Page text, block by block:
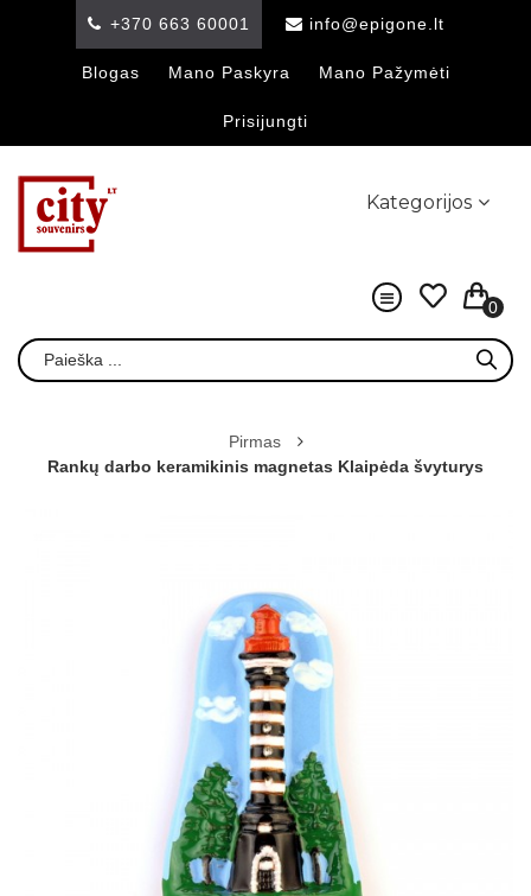
+370 663 60001 info@epigone.lt
Blogas Mano Paskyra Mano Pažymėti
Prisijungti
Kategorijos
0
Pirmas
Rankų darbo keramikinis magnetas Klaipėda švyturys